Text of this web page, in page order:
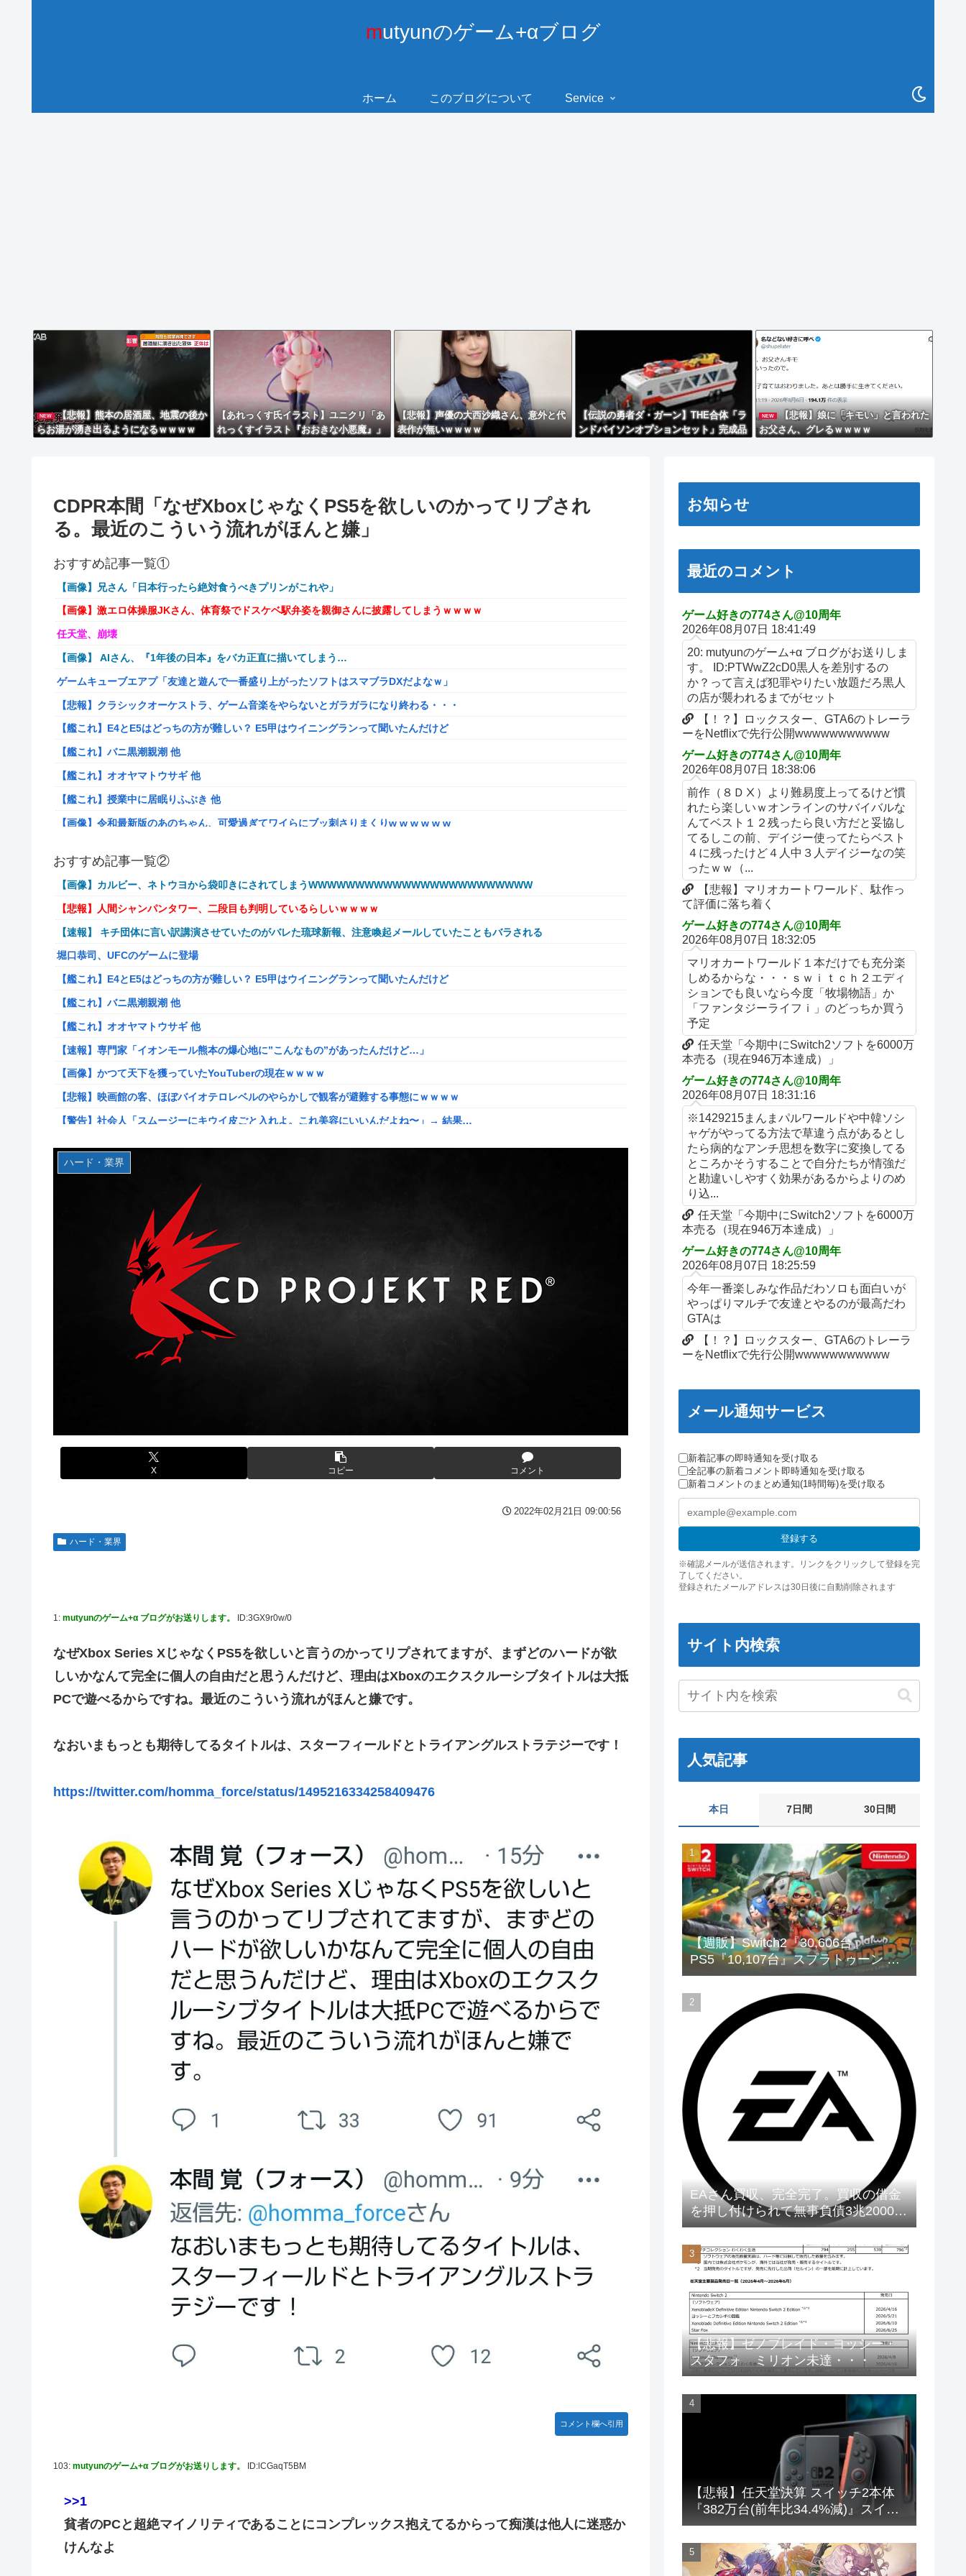
mutyunのゲーム+αブログ
ホーム このブログについて Service
NEW
【悲報】熊本の居酒屋、地震の後か
らお湯が湧き出るようになるｗｗｗｗ
【あれっくす氏イラスト】ユニクリ「あ
れっくすイラスト『おおきな小悪魔』」
【悲報】声優の大西沙織さん、意外と代
表作が無いｗｗｗｗ
【伝説の勇者ダ・ガーン】THE合体「ラ
ンドバイソンオプションセット」完成品
NEW
【悲報】娘に「キモい」と言われた
お父さん、グレるｗｗｗｗ
CDPR本間「なぜXboxじゃなくPS5を欲しいのかってリプされ
る。最近のこういう流れがほんと嫌」
おすすめ記事一覧①
【画像】兄さん「日本行ったら絶対食うべきプリンがこれや」
【画像】激エロ体操服JKさん、体育祭でドスケベ駅弁姿を親御さんに披露してしまうｗｗｗｗ
任天堂、崩壊
【画像】 AIさん、『1年後の日本』をバカ正直に描いてしまう…
ゲームキューブエアプ「友達と遊んで一番盛り上がったソフトはスマブラDXだよなｗ」
【悲報】クラシックオーケストラ、ゲーム音楽をやらないとガラガラになり終わる・・・
【艦これ】E4とE5はどっちの方が難しい？ E5甲はウイニングランって聞いたんだけど
【艦これ】バニ黒潮親潮 他
【艦これ】オオヤマトウサギ 他
【艦これ】授業中に居眠りふぶき 他
【画像】令和最新版のあのちゃん、可愛過ぎてワイらにブッ刺さりまくりw w w w w w
岡田斗司夫「人間の本音としてブサイクを見たら不愉快になる。この責任をどうとるんだ」
【速報】ルフィの幹部、懲役20年に決定する←コレは妥当か？？？？？？？
【NGS】ルーサー緊急、新武器、東方コラボ、EXレベル40… 8/5はアップデート盛り沢山！？貴様ら何から始める？( •᷄ὤ•᷅ )
ヨーロッパが右翼政党の党員から銀行口座を作る権利を剥奪、そのせいで皮肉すぎる展開に突入しており……
【ウマ娘】ケンタ？のシオン
韓国人「海上自衛隊護衛艦ちょうかいによるトマホーク巡航ミサイルの実射試験に韓国人が衝撃！」→「着々と進む最新鋭の
防衛装備‥」
【画像】かつて天下を獲っていたYouTuberの現在ｗｗｗｗ
【悲報】コレコレ、月収1億円ｗｗｗそりゃ外出るのにボディガードつけるわ…
【悲報】福岡の電車、完全にやらかす。構内アナウンスでド下ネタを連発するｗｗｗｗｗ
【悲報】有名漫画家、がんを公表「大腸癌になってしまいました。肝臓に転移も見られてステージ4です」
【画像】 AI「写真の背景削除？ガンプラの箱追加しといてあげよ????」
その後」
海外「全部日本の真似だったのか…」 日本の普通のテレビ番組が最新SNSの数十年先を行っていたと話題に
羽田ニアミス搭乗の中国人「補償も見舞いもない」中国ネット「いや要らんやろ」
【画像】お前らこの超美人容疑者が、整形か否か判定して！！→画像がこちらw w w w w w w w w w
【爆笑動画】ママさん「新しい洗濯機買って1発目に回したらコレw」←こwれwはw w w w w w w w w w
【ホロライブ】アキロゼ、映画をきっかけに「ちいかわ」にどハマり「今では毎晩1時間くらい見ながら入眠しています」
【ウマ娘】セイちゃんの攻撃力を見よ！！！
【画像】韓国人「日本人の間で『女が破滅的な人生を送るのを楽しむ陰湿な趣味』が流行っている」119万バズ
【ワンピース】ゾロ「女だぞ」エネル「見ればわかる」←ここ好きすぎるｗｗｗｗｗｗｗｗｗｗｗｗｗ
【画像】ハンターハンターの人気キャラ3人、メイドフィギュアになってしまうｗｗｗ
【FF16】 「ファイナルファンタジー16」発売日が6/22に決定＆最新PV公開！思ったより発売早い…もう半年後か！
黙らせた←警察官の神対応に感謝しかない
参政党・神谷代表、高市政権の食料品減税を「天下の愚策」と一刀両断
福岡県議会「海外旅行じゃない、海外活動だ！」→視察費2.65億円公開で再炎上ｗｗｗ
【艦これ】 E3-4のラスダンは航空優勢は取るの？取らないの？
Switch2版『モンハンワイルズ』の動作環境が判明！
メトロイドプライム4 新品が2999円に…
百合子「隣に座る貴女」【ミリマス】
上國料萌衣ちゃん、留学中にマックのバイトに応募するも書類選考で落とされてしまう
【VTuber】Google Play「選抜！推しナイン発表会」出演者発表！『にじだけと思ってたけど座長と除夜のケツおるやんけ』
実証実験都市「ウーブン・シティ」が一般の居住希望者の募集開始 すでにトヨタ関係者が居住
『ほの暮しの庭』Switch2版 21,965本、Switch版 12,458本
韓国人「どうやら五輪サッカー日韓戦でも審判の接待があった模様…」→「メダル剥奪なのでは…？（ﾌﾞﾙﾌﾞﾙ」＝韓国の反応
ハロプロ恵体ランキングTOP10
一ノ瀬美空ちゃん、イワシの三枚おろしに挑戦！！！【乃木坂46】
新体操で国体1位！ ついに現れた”リアル浅倉南ちゃん” 初めての水着グラビアを独占スクープ！
なんで今日の始球式に限って、瀬戸口心月ちゃんはミニスカじゃなくてダサいズボンなんだよ！
wwwwwwwwwwwwwwwwwwwwwwwwwwwwwwwwwwwwwwwwwwwwwwwww
おすすめ記事一覧②
【画像】カルビー、ネトウヨから袋叩きにされてしまうWWWWWWWWWWWWWWWWWWWWWWWW
【悲報】人間シャンパンタワー、二段目も判明しているらしいｗｗｗｗ
【速報】 キチ団体に言い訳講演させていたのがバレた琉球新報、注意喚起メールしていたこともバラされる
堀口恭司、UFCのゲームに登場
【艦これ】E4とE5はどっちの方が難しい？ E5甲はウイニングランって聞いたんだけど
【艦これ】バニ黒潮親潮 他
【艦これ】オオヤマトウサギ 他
【速報】専門家「イオンモール熊本の爆心地に”こんなもの”があったんだけど…」
【画像】かつて天下を獲っていたYouTuberの現在ｗｗｗｗ
【悲報】映画館の客、ほぼバイオテロレベルのやらかしで観客が避難する事態にｗｗｗｗ
【警告】社会人「スムージーにキウイ皮ごと入れよ。これ美容にいいんだよね〜」→ 結果…
【衝撃】ハンターハンター、とんでもねえ伏線が発掘される。クルタ族の虐殺犯人がツェリードニヒだった模様！
被災地・熊本、泥酔者の通報が止まらず県警が異例のお願い
20代「50年ローンでええやろ」←これマジ？？？
【画像】「マスク美人さん、また我々を欺く」←海外でも流行りだした結果がこちらw w w w w w w
メトロイドプライム4 新品が2999円に…
【画像】日焼け口リの締まったお尻っていいよね！ｗｗｗｗｗ
欧州「日本だけ反則だろ…」 世界の『日本びいき』にヨーロッパ全土から不満の声
思い通りに動かない熊本被災者に左派が我慢ならなくなった模様、避難所で苦しむ被災者に対して……
大日本帝国陸軍「侵攻できたとして、食糧どうすんだよ」大本営「現地調達」陸軍「え？」
ハード・業界
X コピー コメント
2022年02月21日 09:00:56
ハード・業界
1: mutyunのゲーム+α ブログがお送りします。 ID:3GX9r0w/0
なぜXbox Series XじゃなくPS5を欲しいと言うのかってリプされてますが、まずどのハードが欲
しいかなんて完全に個人の自由だと思うんだけど、理由はXboxのエクスクルーシブタイトルは大抵
PCで遊べるからですね。最近のこういう流れがほんと嫌です。
なおいまもっとも期待してるタイトルは、スターフィールドとトライアングルストラテジーです！
https://twitter.com/homma_force/status/1495216334258409476
コメント欄へ引用
103: mutyunのゲーム+α ブログがお送りします。 ID:lCGaqT5BM
>>1
貧者のPCと超絶マイノリティであることにコンプレックス抱えてるからって痴漢は他人に迷惑か
けんなよ
お知らせ
最近のコメント
ゲーム好きの774さん@10周年
2026年08月07日 18:41:49
20: mutyunのゲーム+α ブログがお送りしま
す。 ID:PTWwZ2cD0黒人を差別するの
か？って言えば犯罪やりたい放題だろ黒人
の店が襲われるまでがセット
【！？】ロックスター、GTA6のトレーラ
ーをNetflixで先行公開wwwwwwwwwww
ゲーム好きの774さん@10周年
2026年08月07日 18:38:06
前作（８ＤⅩ）より難易度上ってるけど慣
れたら楽しいｗオンラインのサバイバルな
んてベスト１２残ったら良い方だと妥協し
てるしこの前、デイジー使ってたらベスト
４に残ったけど４人中３人デイジーなの笑
ったｗｗ（...
【悲報】マリオカートワールド、駄作っ
て評価に落ち着く
ゲーム好きの774さん@10周年
2026年08月07日 18:32:05
マリオカートワールド１本だけでも充分楽
しめるからな・・・ｓｗｉｔｃｈ２エディ
ションでも良いなら今度「牧場物語」か
「ファンタジーライフｉ」のどっちか買う
予定
任天堂「今期中にSwitch2ソフトを6000万
本売る（現在946万本達成）」
ゲーム好きの774さん@10周年
2026年08月07日 18:31:16
※1429215まんまパルワールドや中韓ソシ
ャゲがやってる方法で草違う点があるとし
たら病的なアンチ思想を数字に変換してる
ところかそうすることで自分たちが情強だ
と勘違いしやすく効果があるからよりのめ
り込...
任天堂「今期中にSwitch2ソフトを6000万
本売る（現在946万本達成）」
ゲーム好きの774さん@10周年
2026年08月07日 18:25:59
今年一番楽しみな作品だわソロも面白いが
やっぱりマルチで友達とやるのが最高だわ
GTAは
【！？】ロックスター、GTA6のトレーラ
ーをNetflixで先行公開wwwwwwwwwww
メール通知サービス
新着記事の即時通知を受け取る
全記事の新着コメント即時通知を受け取る
新着コメントのまとめ通知(1時間毎)を受け取る
登録する
※確認メールが送信されます。リンクをクリックして登録を完
了してください。
登録されたメールアドレスは30日後に自動削除されます
サイト内検索
人気記事
本日 7日間 30日間
【週販】Switch2『30,606台』
PS5『10,107台』スプラトゥーン レ
イダース「73,542本」
EAさん買収、完全完了。買収の借金
を押し付けられて無事負債3兆2000億
円に
【悲報】ゼノブレイド・ヨッシー・
スタフォ ミリオン未達・・・
【悲報】任天堂決算 スイッチ2本体
『382万台(前年比34.4%減)』スイッ
チ本体『66万台(前年比31.8%減)』